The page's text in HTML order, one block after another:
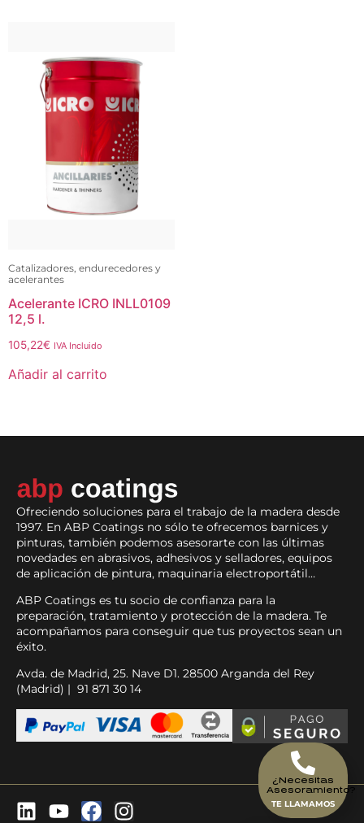
¿Necesitas
Asesoramiento?
TE LLAMAMOS
Catalizadores, endurecedores y
acelerantes
Acelerante ICRO INLL0109
12,5 l.
105,22€ IVA Incluido
Añadir al carrito
Ofreciendo soluciones para el trabajo de la madera desde
1997. En ABP Coatings no sólo te ofrecemos barnices y
pinturas, también podemos asesorarte con las últimas
novedades en abrasivos, adhesivos y selladores, equipos
de aplicación de pintura, maquinaria electroportátil…
ABP Coatings es tu socio de confianza para la
preparación, tratamiento y protección de la madera. Te
acompañamos para conseguir que tus proyectos sean un
éxito.
Avda. de Madrid, 25. Nave D1. 28500 Arganda del Rey
(Madrid) | 91 871 30 14